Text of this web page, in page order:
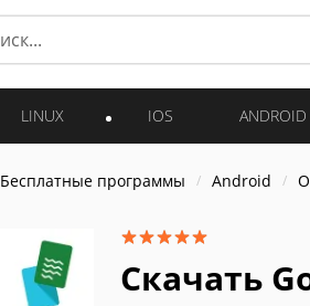
LINUX IOS ANDROID
Бесплатные программы Android
Скачать